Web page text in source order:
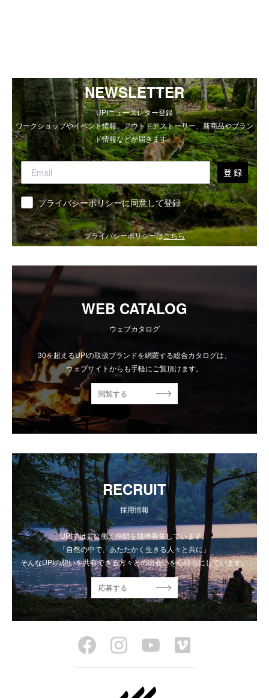
NEWSLETTER
UPIニュースレター登録
ワークショップやイベント情報、アウトドアストーリー、新商品やブラン
ド情報などが届きます。
登 録
同意 プライバシーポリシーに同意して登録
プライバシーポリシーはこちら
WEB CATALOG
ウェブカタログ
30を超えるUPIの取扱ブランドを網羅する総合カタログは、
ウェブサイトからも手軽にご覧頂けます。
閲覧する
RECRUIT
採用情報
UPIでは共に働く仲間を随時募集しています。
「自然の中で、あたたかく生きる人々と共に」
そんなUPIの想いを共有できる方々との出会いを心待ちにしています。
応募する